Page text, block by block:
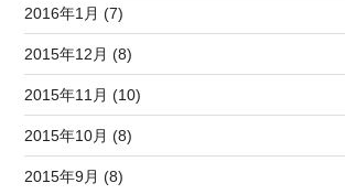
2016年1月 (7)
2015年12月 (8)
2015年11月 (10)
2015年10月 (8)
2015年9月 (8)